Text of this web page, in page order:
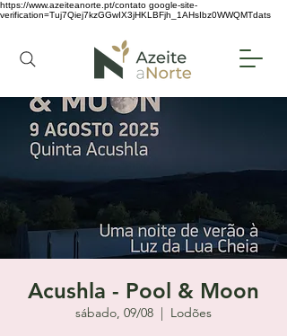
https://www.azeiteanorte.pt/contato google-site-
verification=Tuj7Qiej7kzGGwIX3jHKLBFjh_1AHsIbz0WWQMTdats
Acushla - Pool & Moon
sábado, 09/08
  |
Lodões